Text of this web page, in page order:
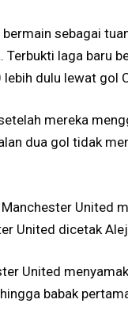
sebagai
laga baru
dulu lewat gol
mereka
dua gol tidak
United
United dicetak
United
babak